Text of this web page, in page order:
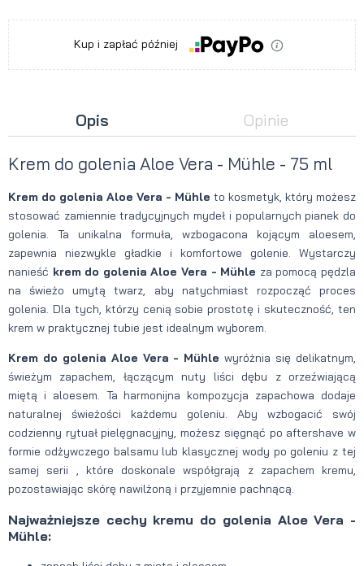
Kup i zapłać później
Opis Opinie
Krem do golenia Aloe Vera - Mühle - 75 ml
Krem do golenia Aloe Vera - Mühle to kosmetyk, który możesz
stosować zamiennie tradycyjnych mydeł i popularnych pianek do
golenia. Ta unikalna formuła, wzbogacona kojącym aloesem,
zapewnia niezwykle gładkie i komfortowe golenie. Wystarczy
nanieść krem do golenia Aloe Vera - Mühle za pomocą pędzla
na świeżo umytą twarz, aby natychmiast rozpocząć proces
golenia. Dla tych, którzy cenią sobie prostotę i skuteczność, ten
krem w praktycznej tubie jest idealnym wyborem.
Krem do golenia Aloe Vera - Mühle wyróżnia się delikatnym,
świeżym zapachem, łączącym nuty liści dębu z orzeźwiającą
miętą i aloesem. Ta harmonijna kompozycja zapachowa dodaje
naturalnej świeżości każdemu goleniu. Aby wzbogacić swój
codzienny rytuał pielęgnacyjny, możesz sięgnąć po aftershave w
formie odżywczego balsamu lub klasycznej wody po goleniu z tej
samej serii , które doskonale współgrają z zapachem kremu,
pozostawiając skórę nawilżoną i przyjemnie pachnącą.
Najważniejsze cechy kremu do golenia Aloe Vera -
Mühle: